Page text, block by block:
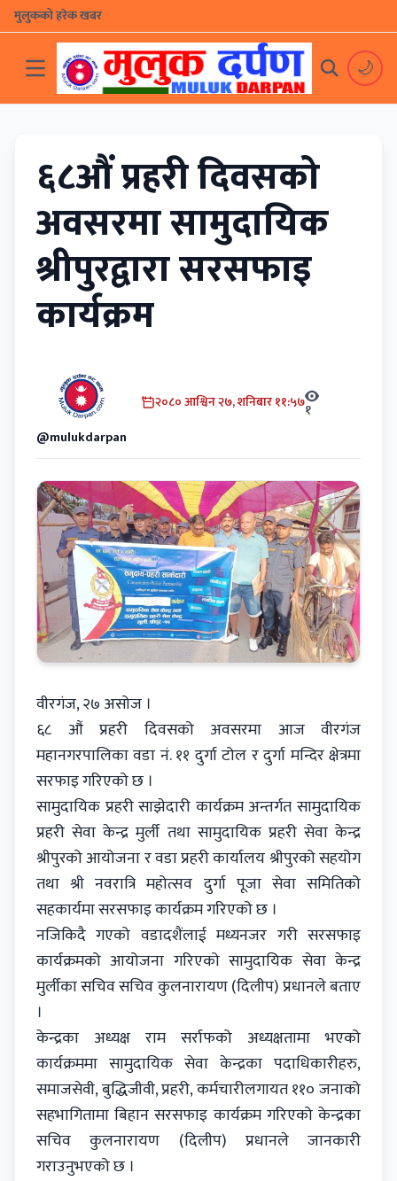
मुलुकको हरेक खबर
🌙
६८औं प्रहरी दिवसको
अवसरमा सामुदायिक
श्रीपुरद्वारा सरसफाइ
कार्यक्रम
@mulukdarpan
२०८० आश्विन २७, शनिबार ११:५७१
वीरगंज, २७ असोज ।
६८ औं प्रहरी दिवसको अवसरमा आज वीरगंज
महानगरपालिका वडा नं. ११ दुर्गा टोल र दुर्गा मन्दिर क्षेत्रमा
सरफाइ गरिएको छ ।
सामुदायिक प्रहरी साझेदारी कार्यक्रम अन्तर्गत सामुदायिक
प्रहरी सेवा केन्द्र मुर्ली तथा सामुदायिक प्रहरी सेवा केन्द्र
श्रीपुरको आयोजना र वडा प्रहरी कार्यालय श्रीपुरको सहयोग
तथा श्री नवरात्रि महोत्सव दुर्गा पूजा सेवा समितिको
सहकार्यमा सरसफाइ कार्यक्रम गरिएको छ ।
नजिकिदै गएको वडादशैंलाई मध्यनजर गरी सरसफाइ
कार्यक्रमको आयोजना गरिएको सामुदायिक सेवा केन्द्र
मुर्लीका सचिव सचिव कुलनारायण (दिलीप) प्रधानले बताए
।
केन्द्रका अध्यक्ष राम सर्राफको अध्यक्षतामा भएको
कार्यक्रममा सामुदायिक सेवा केन्द्रका पदाधिकारीहरु,
समाजसेवी, बुद्धिजीवी, प्रहरी, कर्मचारीलगायत ११० जनाको
सहभागितामा बिहान सरसफाइ कार्यक्रम गरिएको केन्द्रका
सचिव कुलनारायण (दिलीप) प्रधानले जानकारी
गराउनुभएको छ ।